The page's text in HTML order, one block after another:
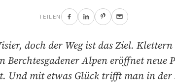
TEILEN
doch der Weg ist das Ziel.
Berchtesgadener Alpen eröffnet neue
Und mit etwas Glück trifft man in